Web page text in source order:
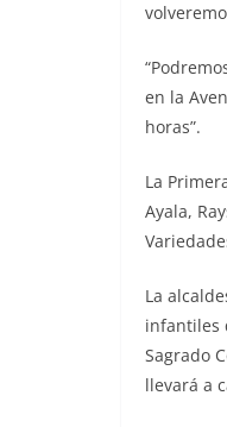
en la
horas”.
La
Ayala,
La
infantiles
Sagrado
llevará a